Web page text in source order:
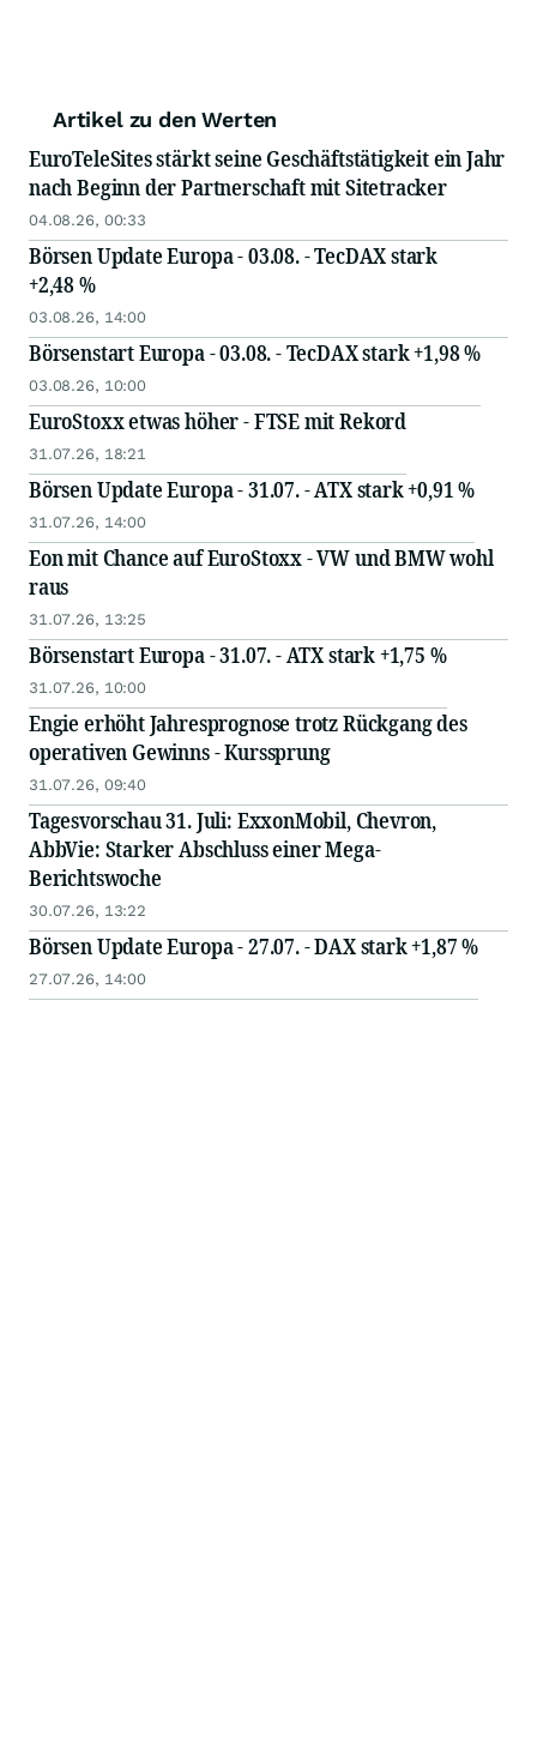
Artikel zu den Werten
EuroTeleSites stärkt seine Geschäftstätigkeit ein Jahr
nach Beginn der Partnerschaft mit Sitetracker
04.08.26, 00:33
Börsen Update Europa - 03.08. - TecDAX stark
+2,48 %
03.08.26, 14:00
Börsenstart Europa - 03.08. - TecDAX stark +1,98 %
03.08.26, 10:00
EuroStoxx etwas höher - FTSE mit Rekord
31.07.26, 18:21
Börsen Update Europa - 31.07. - ATX stark +0,91 %
31.07.26, 14:00
Eon mit Chance auf EuroStoxx - VW und BMW wohl
raus
31.07.26, 13:25
Börsenstart Europa - 31.07. - ATX stark +1,75 %
31.07.26, 10:00
Engie erhöht Jahresprognose trotz Rückgang des
operativen Gewinns - Kurssprung
31.07.26, 09:40
Tagesvorschau 31. Juli: ExxonMobil, Chevron,
AbbVie: Starker Abschluss einer Mega-
Berichtswoche
30.07.26, 13:22
Börsen Update Europa - 27.07. - DAX stark +1,87 %
27.07.26, 14:00